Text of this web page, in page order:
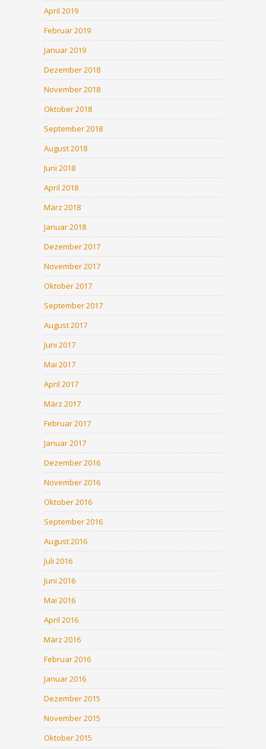
April 2019
Februar 2019
Januar 2019
Dezember 2018
November 2018
Oktober 2018
September 2018
August 2018
Juni 2018
April 2018
März 2018
Januar 2018
Dezember 2017
November 2017
Oktober 2017
September 2017
August 2017
Juni 2017
Mai 2017
April 2017
März 2017
Februar 2017
Januar 2017
Dezember 2016
November 2016
Oktober 2016
September 2016
August 2016
Juli 2016
Juni 2016
Mai 2016
April 2016
März 2016
Februar 2016
Januar 2016
Dezember 2015
November 2015
Oktober 2015